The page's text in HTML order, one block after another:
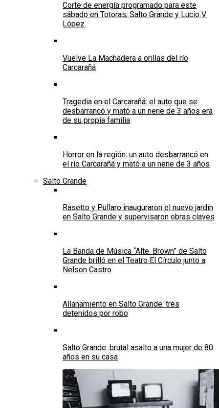
Corte de energía programado para este
sábado en Totoras, Salto Grande y Lucio V.
López
Vuelve La Machadera a orillas del río
Carcarañá
Tragedia en el Carcarañá: el auto que se
desbarrancó y mató a un nene de 3 años era
de su propia familia
Horror en la región: un auto desbarrancó en
el río Carcarañá y mató a un nene de 3 años
Salto Grande
Rasetto y Pullaro inauguraron el nuevo jardín
en Salto Grande y supervisaron obras claves
La Banda de Música “Alte. Brown” de Salto
Grande brilló en el Teatro El Círculo junto a
Nelson Castro
Allanamiento en Salto Grande: tres
detenidos por robo
Salto Grande: brutal asalto a una mujer de 80
años en su casa